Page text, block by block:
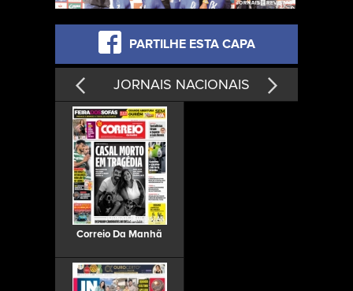
PARTILHE ESTA CAPA
JORNAIS NACIONAIS
Correio Da Manhã